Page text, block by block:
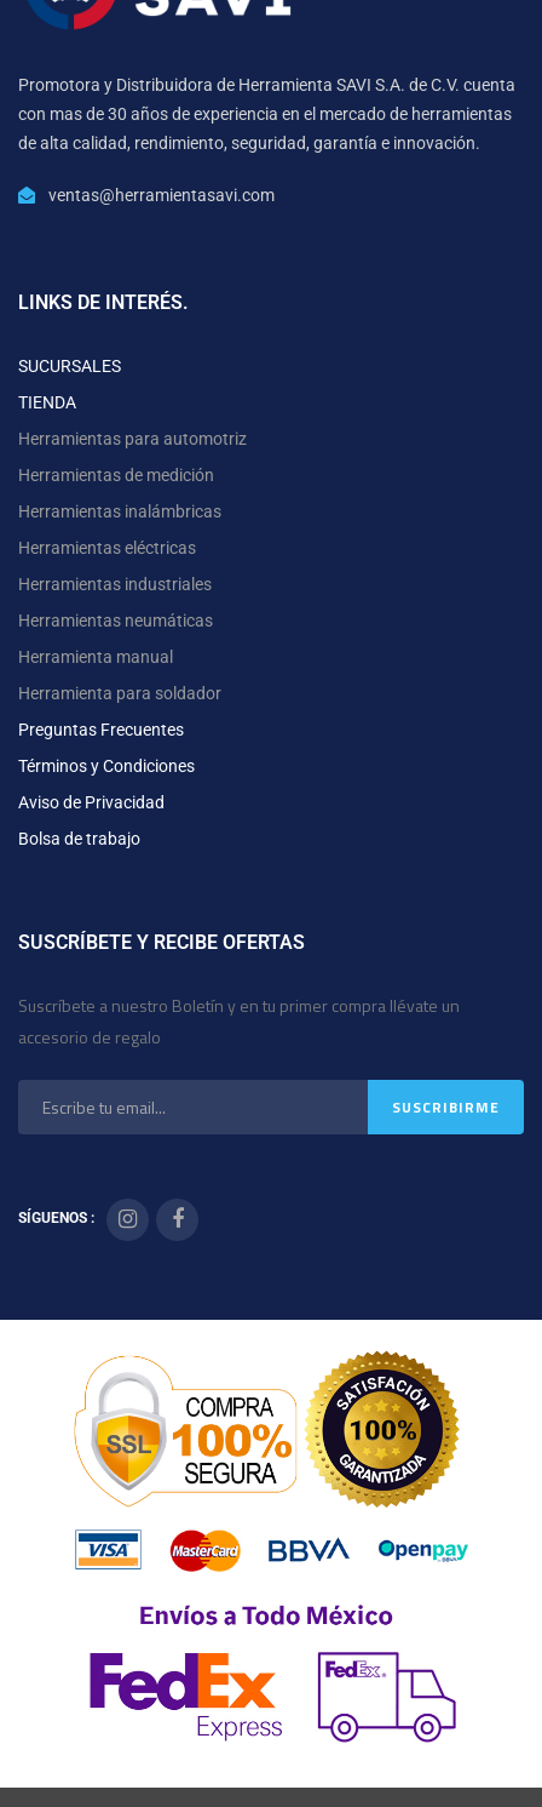
Promotora y Distribuidora de Herramienta SAVI S.A. de C.V. cuenta
con mas de 30 años de experiencia en el mercado de herramientas
de alta calidad, rendimiento, seguridad, garantía e innovación.
ventas@herramientasavi.com
LINKS DE INTERÉS.
SUCURSALES
TIENDA
Herramientas para automotriz
Herramientas de medición
Herramientas inalámbricas
Herramientas eléctricas
Herramientas industriales
Herramientas neumáticas
Herramienta manual
Herramienta para soldador
Preguntas Frecuentes
Términos y Condiciones
Aviso de Privacidad
Bolsa de trabajo
SUSCRÍBETE Y RECIBE OFERTAS
Suscríbete a nuestro Boletín y en tu primer compra llévate un
accesorio de regalo
SÍGUENOS :